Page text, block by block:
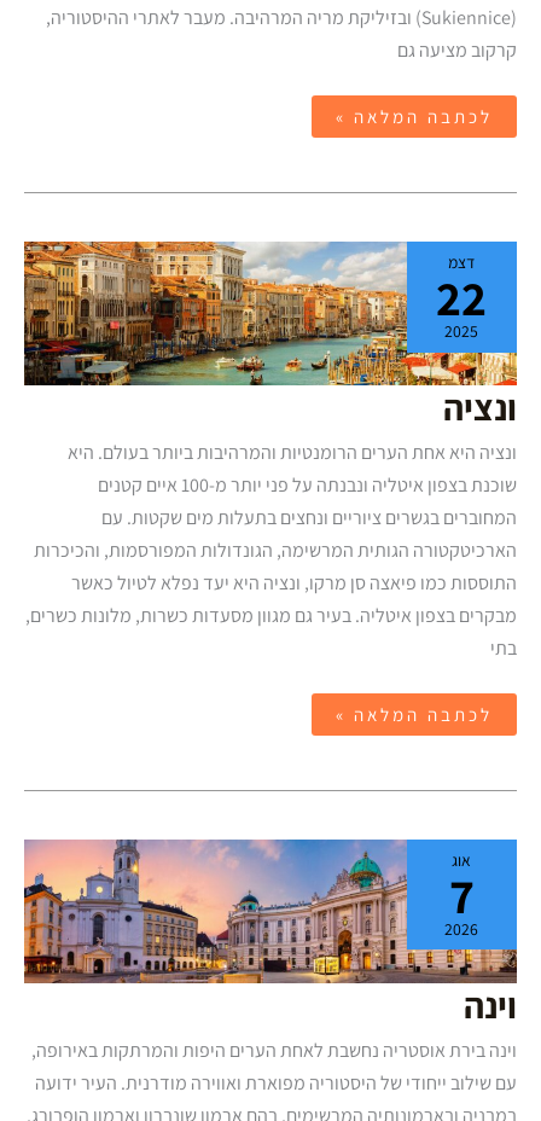
(Sukiennice) ובזיליקת מריה המרהיבה. מעבר לאתרי ההיסטוריה,
קרקוב מציעה גם
לכתבה המלאה »
דצמ
22
2025
ונציה
ונציה היא אחת הערים הרומנטיות והמרהיבות ביותר בעולם. היא
שוכנת בצפון איטליה ונבנתה על פני יותר מ-100 איים קטנים
המחוברים בגשרים ציוריים ונחצים בתעלות מים שקטות. עם
הארכיטקטורה הגותית המרשימה, הגונדולות המפורסמות, והכיכרות
התוססות כמו פיאצה סן מרקו, ונציה היא יעד נפלא לטיול כאשר
מבקרים בצפון איטליה. בעיר גם מגוון מסעדות כשרות, מלונות כשרים,
בתי
ונציה
לכתבה המלאה »
אוג
7
2026
וינה
וינה בירת אוסטריה נחשבת לאחת הערים היפות והמרתקות באירופה,
עם שילוב ייחודי של היסטוריה מפוארת ואווירה מודרנית. העיר ידועה
במבניה ובארמונותיה המרשימים, בהם ארמון שונברון וארמון הופבורג,
וינה